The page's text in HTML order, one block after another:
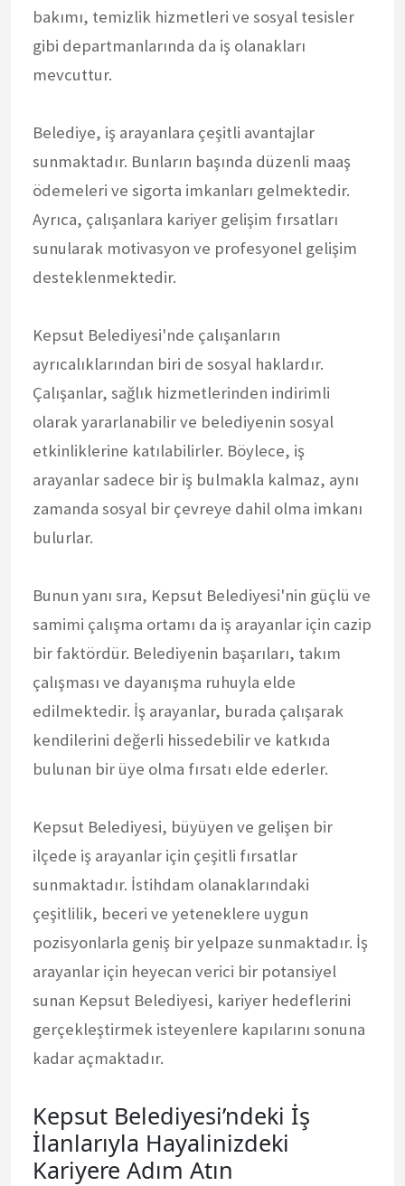
bakımı, temizlik hizmetleri ve sosyal tesisler
gibi departmanlarında da iş olanakları
mevcuttur.
Belediye, iş arayanlara çeşitli avantajlar
sunmaktadır. Bunların başında düzenli maaş
ödemeleri ve sigorta imkanları gelmektedir.
Ayrıca, çalışanlara kariyer gelişim fırsatları
sunularak motivasyon ve profesyonel gelişim
desteklenmektedir.
Kepsut Belediyesi'nde çalışanların
ayrıcalıklarından biri de sosyal haklardır.
Çalışanlar, sağlık hizmetlerinden indirimli
olarak yararlanabilir ve belediyenin sosyal
etkinliklerine katılabilirler. Böylece, iş
arayanlar sadece bir iş bulmakla kalmaz, aynı
zamanda sosyal bir çevreye dahil olma imkanı
bulurlar.
Bunun yanı sıra, Kepsut Belediyesi'nin güçlü ve
samimi çalışma ortamı da iş arayanlar için cazip
bir faktördür. Belediyenin başarıları, takım
çalışması ve dayanışma ruhuyla elde
edilmektedir. İş arayanlar, burada çalışarak
kendilerini değerli hissedebilir ve katkıda
bulunan bir üye olma fırsatı elde ederler.
Kepsut Belediyesi, büyüyen ve gelişen bir
ilçede iş arayanlar için çeşitli fırsatlar
sunmaktadır. İstihdam olanaklarındaki
çeşitlilik, beceri ve yeteneklere uygun
pozisyonlarla geniş bir yelpaze sunmaktadır. İş
arayanlar için heyecan verici bir potansiyel
sunan Kepsut Belediyesi, kariyer hedeflerini
gerçekleştirmek isteyenlere kapılarını sonuna
kadar açmaktadır.
Kepsut Belediyesi’ndeki İş
İlanlarıyla Hayalinizdeki
Kariyere Adım Atın